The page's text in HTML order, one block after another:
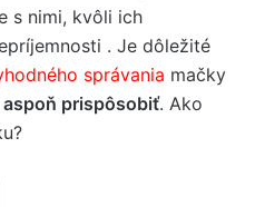
s nimi, kvôli ich
. Je dôležité
správania mačky
aspoň prispôsobiť. Ako